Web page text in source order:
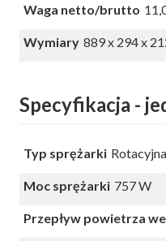
Waga netto/brutto
Wymiary 889 x 294 x
Specyfikacja -
Typ sprężarki Rotacyjna
Moc sprężarki 757 W
Przepływ powietrza